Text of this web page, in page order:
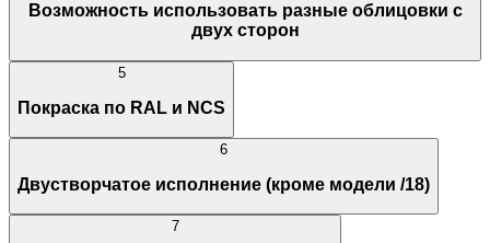
Возможность использовать разные облицовки с
двух сторон
5
Покраска по RAL и NCS
6
Двустворчатое исполнение (кроме модели /18)
7